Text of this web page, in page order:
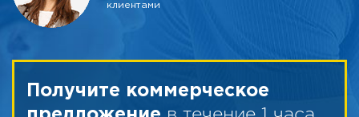
клиентами
Получите коммерческое